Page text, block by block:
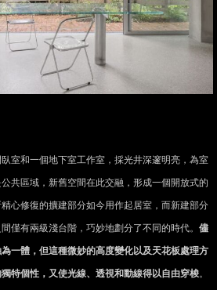
室和一個地下室工作室，採光井深邃明亮，為室
共區域，新舊空間在此交融，形成一個開放式的
心修復的擴建部分如今用作起居室，而新建部分
僅有兩級淺台階，巧妙地劃分了不同的時代。 儘
一體，但這種微妙的高度變化以及天花板處理方
特個性，又使光線、透視和動線得以自由穿梭。